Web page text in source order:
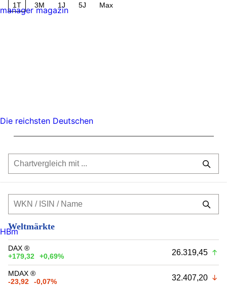
1T 3M 1J 5J Max
Weltmärkte
DAX ®
+179,32
+0,69% 26.319,45
MDAX ®
-23,92
-0,07% 32.407,20
manager magazin
Die reichsten Deutschen
HBm